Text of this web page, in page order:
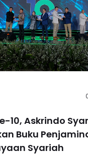
10, Askrindo
Buku
Syariah